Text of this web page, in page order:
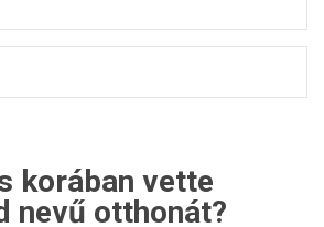
korában vette
nevű otthonát?